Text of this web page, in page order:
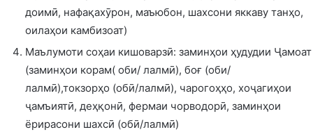
доимӣ, нафақахӯрон, маъюбон, шахсони яккаву танҳо,
оилаҳои камбизоат)
Маълумоти соҳаи кишоварзӣ: заминҳои ҳудудии Ҷамоат
(заминҳои корам( оби/ лалмӣ), боғ (оби/
лалмӣ),токзорҳо (обӣ/лалмӣ), чарогоҳҳо, хоҷагиҳои
ҷамъиятӣ, деҳқонӣ, фермаи чорводорӣ, заминҳои
ёрирасони шахсӣ (обӣ/лалмӣ)